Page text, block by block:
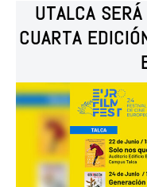
UTALCA
CUARTA